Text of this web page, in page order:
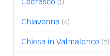
(1)
Chiavenna (4)
Chiesa in Valmalenco (2)